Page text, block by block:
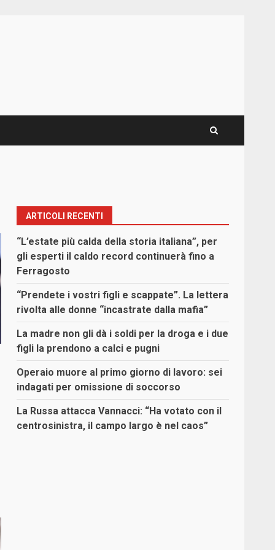
ARTICOLI RECENTI
“L’estate più calda della storia italiana”, per
gli esperti il caldo record continuerà fino a
Ferragosto
“Prendete i vostri figli e scappate”. La lettera
rivolta alle donne “incastrate dalla mafia”
La madre non gli dà i soldi per la droga e i due
figli la prendono a calci e pugni
Operaio muore al primo giorno di lavoro: sei
indagati per omissione di soccorso
La Russa attacca Vannacci: “Ha votato con il
centrosinistra, il campo largo è nel caos”